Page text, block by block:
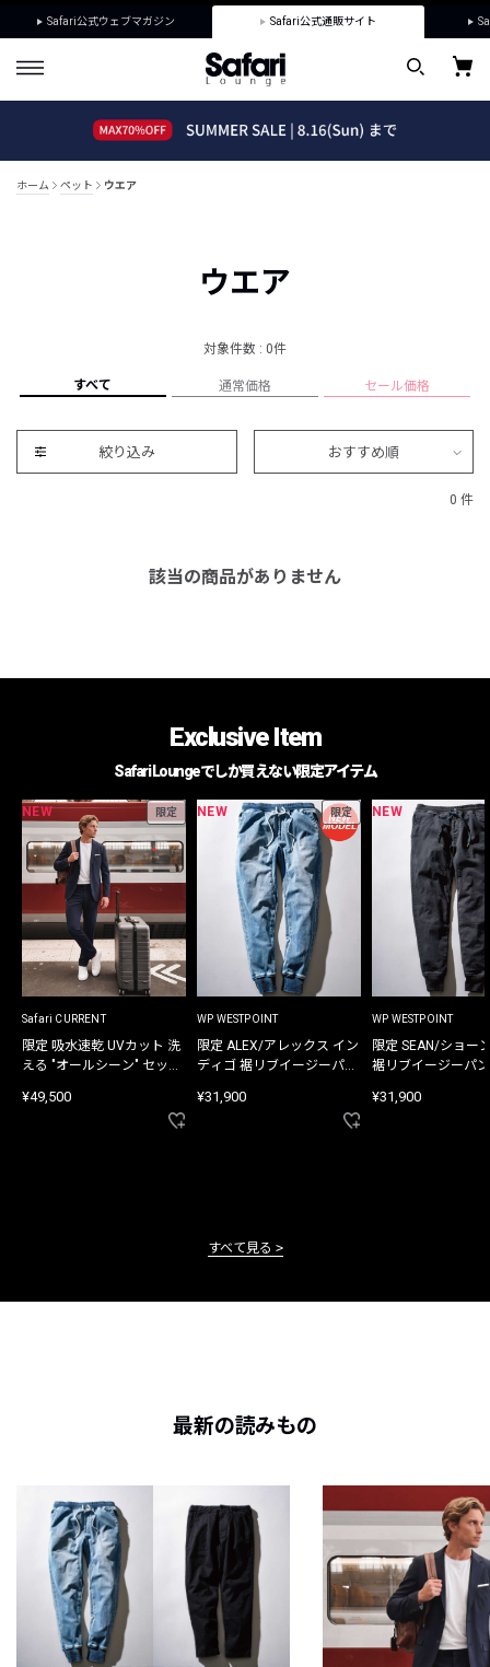
Safari公式ウェブマガジン Safari公式通販サイト
ホーム ペット ウエア
ウエア
対象件数 : 0件
すべて 通常価格 セール価格
絞り込み おすすめ順
0 件
該当の商品がありません
Exclusive Item
Safari Loungeでしか買えない限定アイテム
NEW 限定
Safari CURRENT
限定 吸水速乾 UVカット 洗
える "オールシーン" セット
¥49,500
NEW 限定
WP WESTPOINT
限定 ALEX/アレックス イン
ディゴ 裾リブイージーパン
¥31,900
NEW
WP WESTPOINT
限定 SEAN/ショー
裾リブイージーパ
¥31,900
すべて見る
最新の読みもの